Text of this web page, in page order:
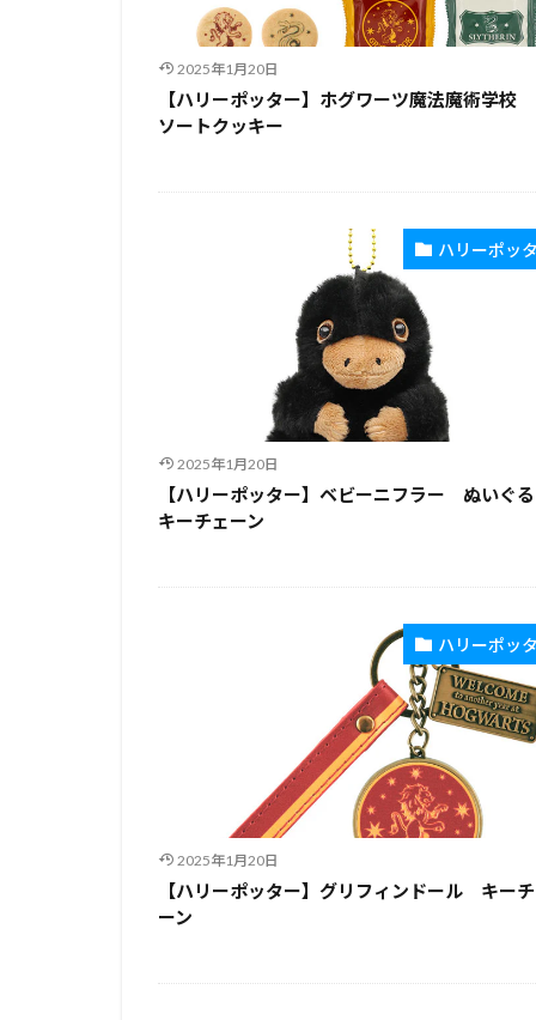
2025年1月20日
【ハリーポッター】ホグワーツ魔法魔術学校
ソートクッキー
ハリーポッ
2025年1月20日
【ハリーポッター】ベビーニフラー ぬいぐ
キーチェーン
ハリーポッ
2025年1月20日
【ハリーポッター】グリフィンドール キー
ーン